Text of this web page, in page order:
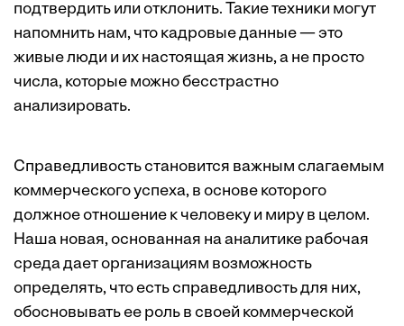
подтвердить или отклонить. Такие техники могут
напомнить нам, что кадровые данные — это
живые люди и их настоящая жизнь, а не просто
числа, которые можно бесстрастно
анализировать.
Справедливость становится важным слагаемым
коммерческого успеха, в основе которого
должное отношение к человеку и миру в целом.
Наша новая, основанная на аналитике рабочая
среда дает организациям возможность
определять, что есть справедливость для них,
обосновывать ее роль в своей коммерческой